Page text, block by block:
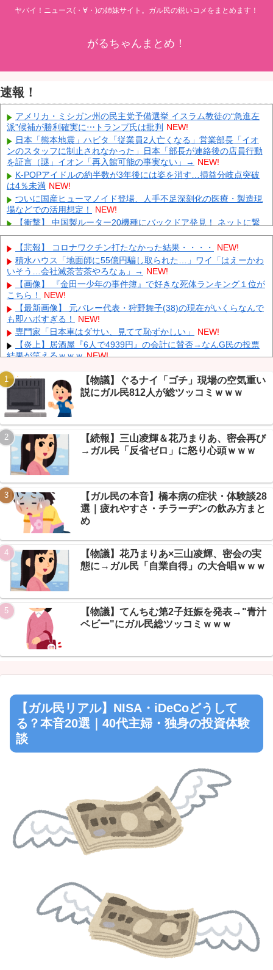
ヤバイ！ニュース(・∀・)の姉妹サイト。ガル民の鋭いコメをまとめます！
がるちゃんまとめ！
速報！
アメリカ・ミシガン州の民主党予備選挙 イスラム教徒の“急進左
派”候補が勝利確実に⋯トランプ氏は批判 NEW!
日本「熊本地震」ハビタ「従業員2人亡くなる」営業部長「イオ
ンのスタッフに制止されなかった」日本「部長が連絡後の店員行動
を証言（謎」イオン「再入館可能の事実ない」→ NEW!
K-POPアイドルの約半数が3年後には姿を消す…損益分岐点突破
は4％未満 NEW!
ついに国産ヒューマノイド登場、人手不足深刻化の医療・製造現
場などでの活用想定！
NEW!
【衝撃】 中国製ルーター20機種にバックドア発見！ ネットに繋
ぐだけで35秒ごとに中国のサーバーと通信 NEW!
【動画】 AKB48のエースさんの走りｗｗｗｗｗ
NEW!
外国人「とてつもない逸材がいる」15歳FW礒部怜夢、衝撃ゴー
ルでリバプールU15撃破！海外ファン絶賛！【海外の反応】
【にじさんじ】 委員長、ゲリラ豪雨でPC浸水→データ完全消失
も「おもしろいかった????」
【ホロライブ】 うーん実にラミィ NEW!
大野智、ワイルドなヒゲ姿で加藤シゲアキのインスタに降臨！本
人以外のSNSでは初？【画像】 NEW!
Powered by livedoor 相互RSS
【悲報】 コロナワクチン打たなかった結果・・・・
NEW!
積水ハウス「地面師に55億円騙し取られた…」ワイ「はえーかわ
いそう…会社滅茶苦茶やろなぁ」→ NEW!
【画像】 『金田一少年の事件簿』で好きな死体ランキング１位が
こちら！
NEW!
【最新画像】 元バレー代表・狩野舞子(38)の現在がいくらなんで
も即ハボすぎる！
NEW!
専門家「日本車はダサい、見てて恥ずかしい」
NEW!
【炎上】居酒屋『6人で4939円』の会計に賛否→なんG民の投票
結果が笑えるｗｗｗ NEW!
続々でガチ勢が戦慄ｗｗｗ NEW!
【悲報】毒・細菌兵器でハンターハンター王子全滅ｗｗｗ念能力
バトル終了？→毒が最強www
【速報】秋田県、UAE2兆円投資のAIデータセンター誘致へ→県
予算3年分超ｗｗｗ NEW!
【悲報】免許取り立て大学生、AT限定煽るも→40万かけてペーパ
ードライバーだったｗｗｗ NEW!
Powered by livedoor 相互RSS
【物議】ぐるナイ「ゴチ」現場の空気重い
説にガル民812人が総ツッコミｗｗｗ
【続報】三山凌輝＆花乃まりあ、密会再び
→ガル民「反省ゼロ」に怒り心頭ｗｗｗ
【ガル民の本音】橋本病の症状・体験談28
選｜疲れやすさ・チラーヂンの飲み方まと
め
【物議】花乃まりあ×三山凌輝、密会の実
態に→ガル民「自業自得」の大合唱ｗｗｗ
【物議】てんちむ第2子妊娠を発表→"青汁
ベビー"にガル民総ツッコミｗｗｗ
【ガル民リアル】NISA・iDeCoどうして
る？本音20選｜40代主婦・独身の投資体験
談